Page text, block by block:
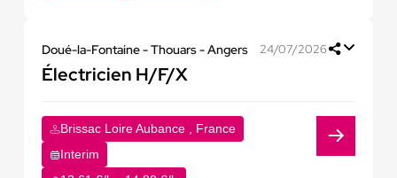
Doué-la-Fontaine - Thouars - Angers 24/07/2026
Électricien H/F/X
Brissac Loire Aubance , France
Interim